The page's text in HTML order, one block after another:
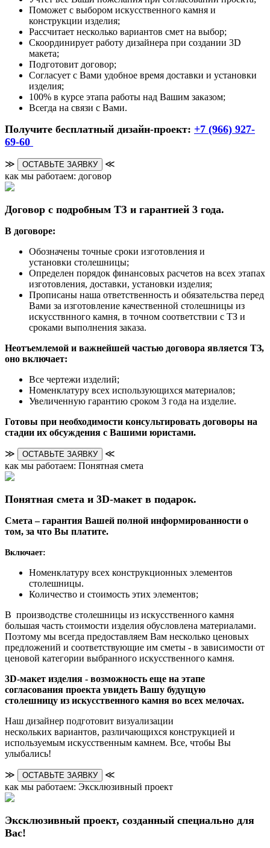
Поможет с выбором искусственного камня и
конструкции изделия;
Рассчитает несколько вариантов смет на выбор;
Скоординирует работу дизайнера при создании 3D
макета;
Подготовит договор;
Согласует с Вами удобное время доставки и установки
изделия;
100% в курсе этапа работы над Вашим заказом;
Всегда на связи с Вами.
Получите бесплатный дизайн-проект: +7 (966) 927-
69-60
≫ ОСТАВЬТЕ ЗАЯВКУ
≪
как мы работаем: договор
Договор с подробным ТЗ и гарантией 3 года.
В договоре:
Обозначены точные сроки изготовления и
установки столешницы;
Определен порядок финансовых расчетов на всех этапах
изготовления, доставки, установки изделия;
Прописаны наша ответственность и обязательства перед
Вами за изготовление качественной столешницы из
искусствнного камня, в точном соответствии с ТЗ и
сроками выполнения заказа.
Неотъемлемой и важнейшей частью договора является ТЗ,
оно включает:
Все чертежи изделий;
Номенклатуру всех использующихся материалов;
Увеличенную гарантию сроком 3 года на изделие.
Готовы при необходимости консультировать договоры на
стадии их обсуждения с Вашими юристами.
≫ ОСТАВЬТЕ ЗАЯВКУ
≪
как мы работаем: Понятная смета
Понятная смета и 3D-макет в подарок.
Смета – гарантия Вашей полной информированности о
том, за что Вы платите.
Включает:
Номенклатуру всех конструкционных элементов
столешницы.
Количество и стоимость этих элементов;
В производстве столешницы из искусственного камня
большая часть стоимости изделия обусловлена материалами.
Поэтому мы всегда предоставляем Вам несколько ценовых
предложений и соответствующие им сметы - в зависимости от
ценовой категории выбранного искусственного камня.
3D-макет изделия - возможность еще на этапе
согласования проекта увидеть Вашу будущую
столешницу из искусственного камня во всех мелочах.
Наш дизайнер подготовит визуализации
нескольких вариантов, различающихся конструкцией и
используемым искусственным камнем. Все, чтобы Вы
улыбались!
≫ ОСТАВЬТЕ ЗАЯВКУ
≪
как мы работаем: Эксклюзивный проект
Эксклюзивный проект, созданный специально для
Вас!